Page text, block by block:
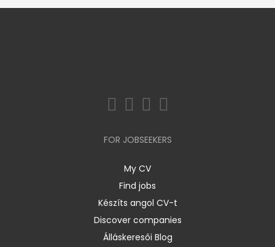
FOR JOBSEEKERS
My CV
Find jobs
Készíts angol CV-t
Discover companies
Álláskeresői Blog